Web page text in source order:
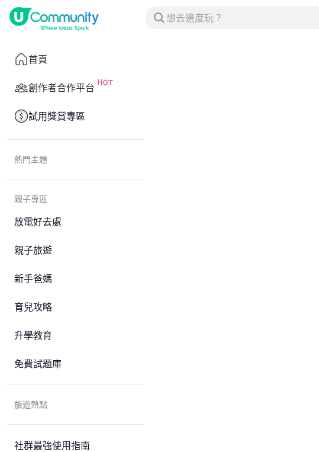
首頁
創作者合作平台
試用獎賞專區
熱門主題
親子專區
放電好去處
親子旅遊
新手爸媽
育兒攻略
升學教育
免費試題庫
旅遊熱點
社群最強使用指南